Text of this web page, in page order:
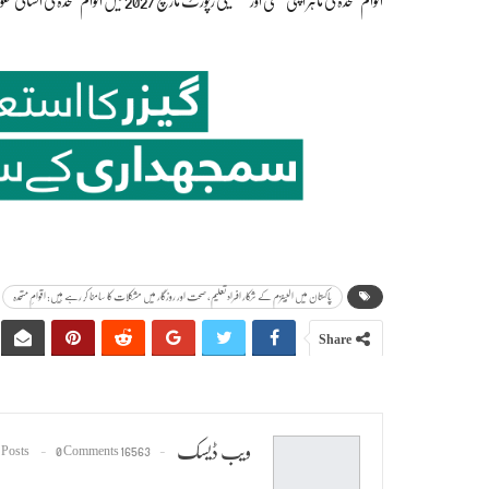
پاکستان میں البینزم کے شکار افراد تعلیم، صحت اور روزگار میں مشکلات کا سامنا کر رہے ہیں: اقوامِ متحدہ
Share
ویب ڈیسک 16563 Posts
0 Comments